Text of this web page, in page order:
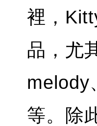
裡，
品，尤
melody
等。除